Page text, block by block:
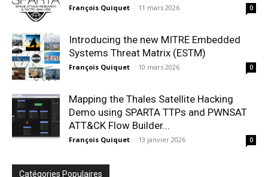
François Quiquet - 11 mars 2026 0
Introducing the new MITRE Embedded
Systems Threat Matrix (ESTM)
François Quiquet - 10 mars 2026 0
Mapping the Thales Satellite Hacking
Demo using SPARTA TTPs and PWNSAT
ATT&CK Flow Builder...
François Quiquet - 13 janvier 2026 0
Catégories Populaires